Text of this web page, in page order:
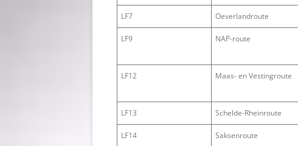
LF7 Oeverlandroute
LF9 NAP-route
LF12 Maas- en Vestingroute
LF13 Schelde-Rheinroute
LF14 Saksenroute